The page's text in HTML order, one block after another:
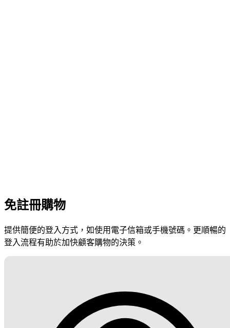
免註冊購物
提供簡便的登入方式，如使用電子信箱或手機號碼。更順暢的
登入流程有助於加快顧客購物的決策。